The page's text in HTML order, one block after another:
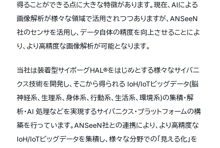
得ることができる点に大きな特徴があります。現在、AIによる
画像解析が様々な領域で活用されつつありますが、ANSeeN
社のセンサを活用し、データ自体の精度を向上させることによ
り、より高精度な画像解析が可能となります。
当社は装着型サイボーグHAL®をはじめとする様々なサイバニ
クス技術を開発し、そこから得られる IoH/IoTビッグデータ(脳
神経系、生理系、身体系、行動系、生活系、環境系)の集積・解
析・AI 処理などを実現するサイバニクス・プラットフォームの構
築を行っています。ANSeeN社との連携により、より高精度な
IoH/IoTビッグデータを集積し、様々な分野での「見える化」を